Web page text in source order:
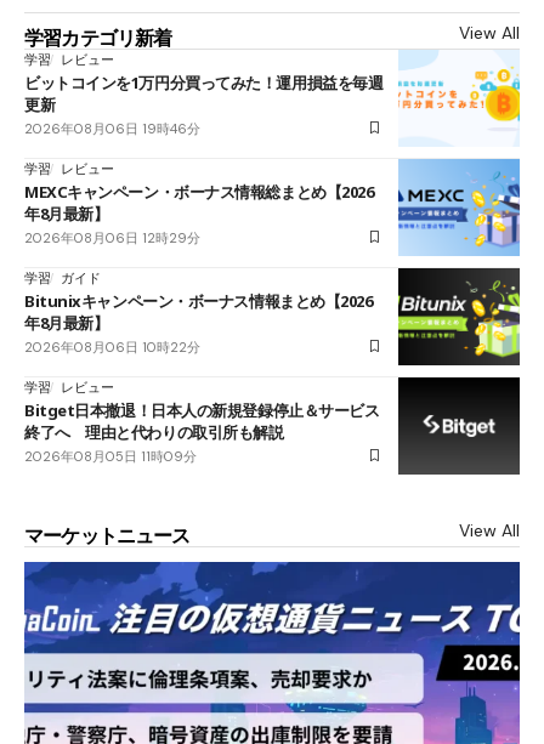
学習カテゴリ新着 View All
学習 レビュー
ビットコインを1万円分買ってみた！運用損益を毎週
更新
2026年08月06日 19時46分
学習 レビュー
MEXCキャンペーン・ボーナス情報総まとめ【2026
年8月最新】
2026年08月06日 12時29分
学習 ガイド
Bitunixキャンペーン・ボーナス情報まとめ【2026
年8月最新】
2026年08月06日 10時22分
学習 レビュー
Bitget日本撤退！日本人の新規登録停止＆サービス
終了へ 理由と代わりの取引所も解説
2026年08月05日 11時09分
マーケットニュース View All